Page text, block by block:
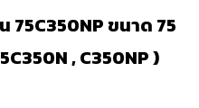
75C350NP ขนาด 75
, C350NP )